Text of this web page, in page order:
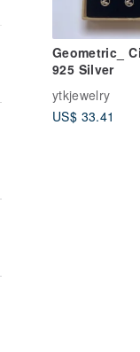
Geometric_
925 Silver
ytkjewelry
US$ 33.41